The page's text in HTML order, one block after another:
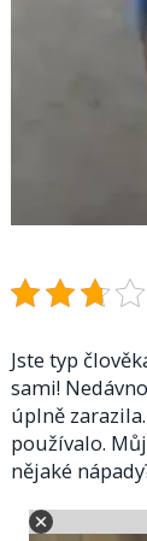
Jste typ
sami!
úplně
používalo.
nějaké